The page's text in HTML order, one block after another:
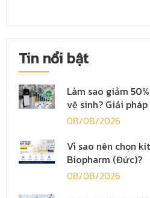
Tin nổi bật
Làm sao giảm
vệ sinh? Giải
08/08/2026
Vì sao nên chọn
Biopharm (Đức)?
08/08/2026